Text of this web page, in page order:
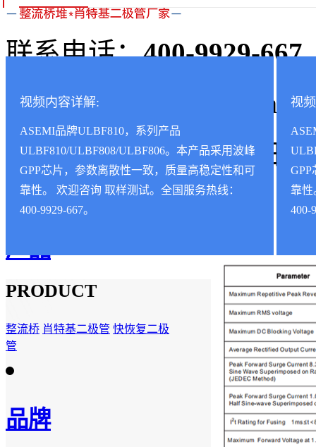
视频内容详解:
ASEMI品牌ULBF810，系列产品
ULBF810/ULBF808/ULBF806。本产品采用波峰
GPP芯片，参数离散性一致，质量高稳定性和可
靠性。 欢迎咨询 取样测试。全国服务热线：
400-9929-667。
视
靠
400-
联系电话：400-9929-667
联系邮箱：
公司地址：深圳市福田
产品
PRODUCT
整流桥 肖特基二极管 快恢复二极
管
品牌